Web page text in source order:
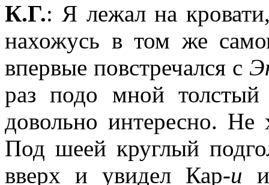
К.Г.: Я лежал на
нахожусь в том же
впервые повстречался с
раз подо мной
довольно интересно. Не
Под шеей круглый
вверх и увидел Кар-и